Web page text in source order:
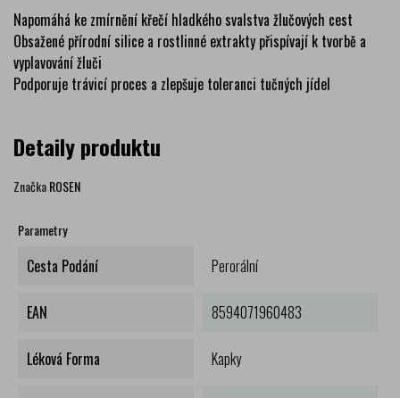
Napomáhá ke zmírnění křečí hladkého svalstva žlučových cest
Obsažené přírodní silice a rostlinné extrakty přispívají k tvorbě a
vyplavování žluči
Podporuje trávicí proces a zlepšuje toleranci tučných jídel
Detaily produktu
ZnačkaROSEN
Parametry
Cesta Podání Perorální
EAN 8594071960483
Léková Forma Kapky